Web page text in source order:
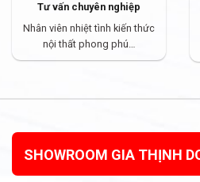
Tư vấn chuyên nghiệp
Nhân viên nhiệt tình kiến thức
nội thất phong phú…
SHOWROOM GIA THỊNH